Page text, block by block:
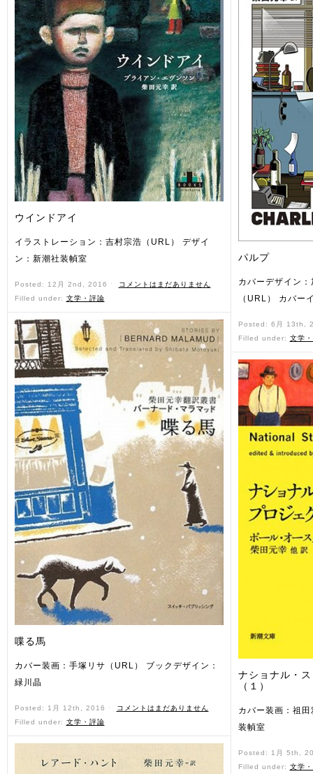
ウインドアイ
イラストレーション：吉村宗浩（URL） デザイ
ン：新潮社装幀室
Posted: 12月 2nd, 2016 ˑ
コメントはまだありません
Filled under: 文学・評論
喋る馬
カバー装画：手塚リサ（URL） ブックデザイン：
緑川晶
Posted: 1月 12th, 2016 ˑ
コメントはまだありません
Filled under: 文学・評論
パルプ
カバーデザイン
（URL） カバー
Posted: 6月 13th,
Filled under: 文学
ナショナル・
（１）
カバー装画：祖
装幀室
Posted: 1月 5th,
Filled under: 文学